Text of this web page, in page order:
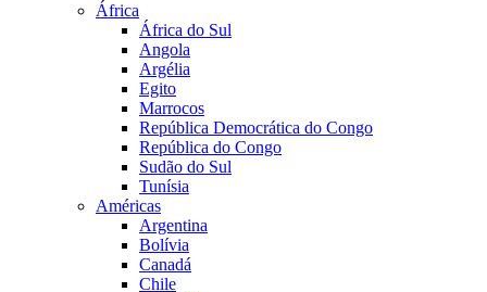
África
África do Sul
Angola
Argélia
Egito
Marrocos
República Democrática do Congo
República do Congo
Sudão do Sul
Tunísia
Américas
Argentina
Bolívia
Canadá
Chile